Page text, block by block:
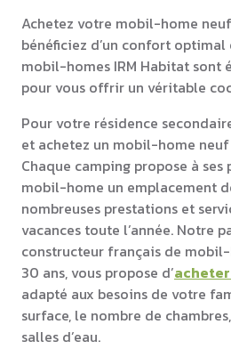
Achetez votre mobil-home
bénéficiez d’un confort
mobil-homes IRM Habitat sont
pour vous offrir un véritable
Pour votre résidence
et achetez un mobil-home
Chaque camping propose à
mobil-home un emplacement
nombreuses prestations et
vacances toute l’année. Notre
constructeur français de
30 ans, vous propose d’
adapté aux besoins de votre
surface, le nombre de
salles d’eau.